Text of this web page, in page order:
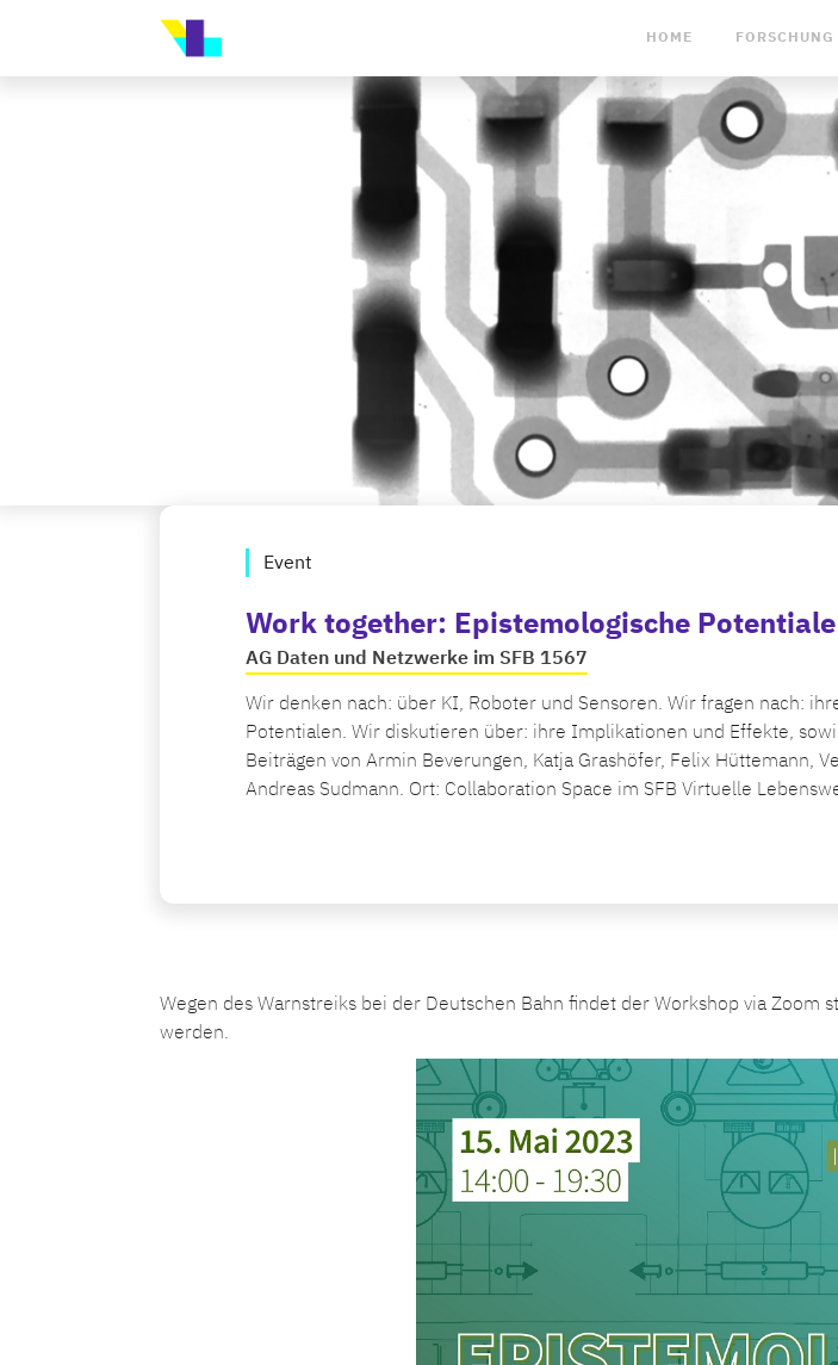
HOME FORSCHUNG
Event
Work together: Epistemologische
AG Daten und Netzwerke im SFB 1567
Wir denken nach: über KI, Roboter und Sensoren. Wir fragen nach:
Potentialen. Wir diskutieren über: ihre Implikationen und Effekte,
Beiträgen von Armin Beverungen, Katja Grashöfer, Felix Hüttemann,
Andreas Sudmann. Ort: Collaboration Space im SFB Virtuelle
Wegen des Warnstreiks bei der Deutschen Bahn findet der Workshop via Zoom
werden.